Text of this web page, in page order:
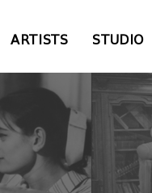
ARTISTS STUDIO